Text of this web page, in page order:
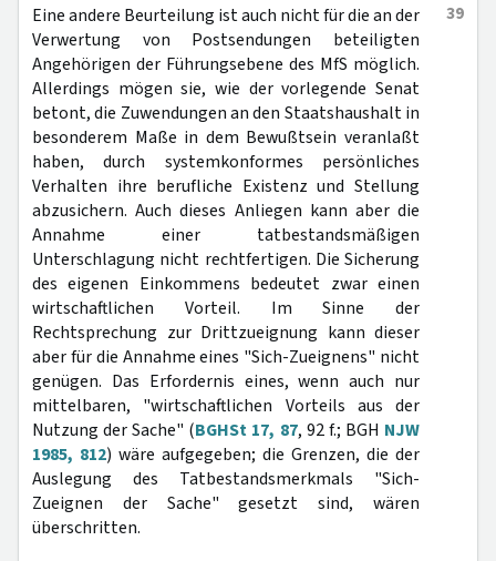
39
Eine andere Beurteilung ist auch nicht für die an der
Verwertung von Postsendungen beteiligten
Angehörigen der Führungsebene des MfS möglich.
Allerdings mögen sie, wie der vorlegende Senat
betont, die Zuwendungen an den Staatshaushalt in
besonderem Maße in dem Bewußtsein veranlaßt
haben, durch systemkonformes persönliches
Verhalten ihre berufliche Existenz und Stellung
abzusichern. Auch dieses Anliegen kann aber die
Annahme einer tatbestandsmäßigen
Unterschlagung nicht rechtfertigen. Die Sicherung
des eigenen Einkommens bedeutet zwar einen
wirtschaftlichen Vorteil. Im Sinne der
Rechtsprechung zur Drittzueignung kann dieser
aber für die Annahme eines "Sich-Zueignens" nicht
genügen. Das Erfordernis eines, wenn auch nur
mittelbaren, "wirtschaftlichen Vorteils aus der
Nutzung der Sache" (BGHSt 17, 87, 92 f.; BGH NJW
1985, 812) wäre aufgegeben; die Grenzen, die der
Auslegung des Tatbestandsmerkmals "Sich-
Zueignen der Sache" gesetzt sind, wären
überschritten.